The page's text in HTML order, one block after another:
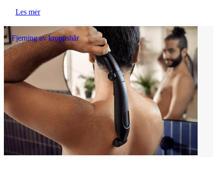
Les mer
Fjerning av kroppshår